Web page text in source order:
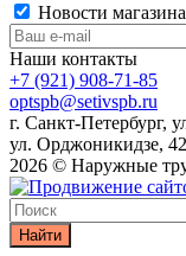
Новости магазина
Наши контакты
+7 (921) 908-71-85
optspb@setivspb.ru
г. Санкт-Петербург,
ул. Орджоникидзе,
2026 © Наружные
Найти